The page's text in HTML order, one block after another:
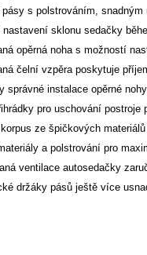
pásy s polstrováním,
nastavení sklonu sedačky
opěrná noha s možností
čelní vzpěra poskytuje
správné instalace opěrné
pro uschování postroje
ze špičkových
a polstrování pro
ventilace autosedačky
držáky pásů ještě více